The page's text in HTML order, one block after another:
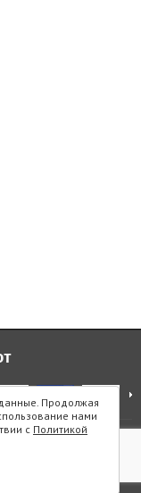
Продолжая
нами
с Политикой